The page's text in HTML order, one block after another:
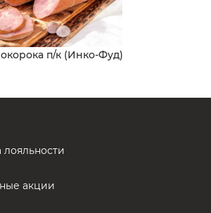
п/к (Инко-Фуд)
акции